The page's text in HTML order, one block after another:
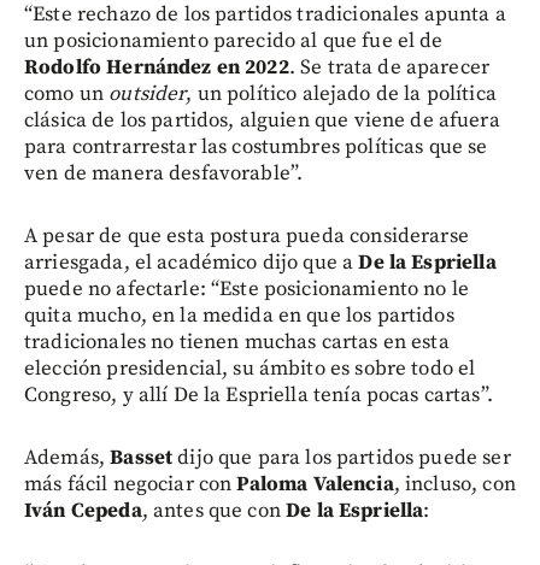
“Este rechazo de los partidos tradicionales apunta a
un posicionamiento parecido al que fue el de
Rodolfo Hernández en 2022. Se trata de aparecer
como un outsider, un político alejado de la política
clásica de los partidos, alguien que viene de afuera
para contrarrestar las costumbres políticas que se
ven de manera desfavorable”.
A pesar de que esta postura pueda considerarse
arriesgada, el académico dijo que aDe la Espriella
puede no afectarle: “Este posicionamiento no le
quita mucho, en la medida en que los partidos
tradicionales no tienen muchas cartas en esta
elección presidencial, su ámbito es sobre todo el
Congreso, y allí De la Espriella tenía pocas cartas”.
Además,Bassetdijo que para los partidos puede ser
más fácil negociar conPaloma Valencia, incluso, con
Iván Cepeda, antes que conDe la Espriella: